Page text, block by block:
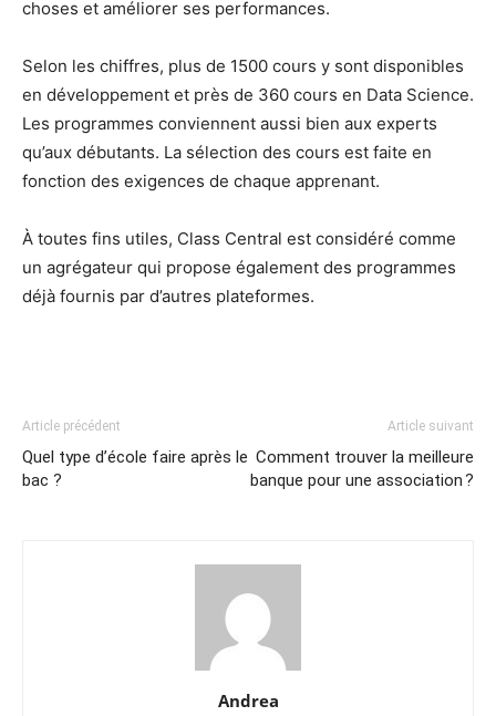
choses et améliorer ses performances.
Selon les chiffres, plus de 1500 cours y sont disponibles
en développement et près de 360 cours en Data Science.
Les programmes conviennent aussi bien aux experts
qu’aux débutants. La sélection des cours est faite en
fonction des exigences de chaque apprenant.
À toutes fins utiles, Class Central est considéré comme
un agrégateur qui propose également des programmes
déjà fournis par d’autres plateformes.
Article précédent
Quel type d’école faire après le
bac ?
Article suivant
Comment trouver la meilleure
banque pour une association ?
Andrea